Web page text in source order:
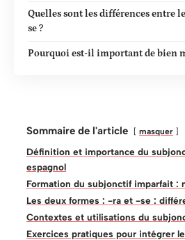
Quelles sont les différences entre
se ?
Pourquoi est-il important de bien
Sommaire de l'article masquer
Définition et importance du
espagnol
Formation du subjonctif imparfait :
Les deux formes : -ra et -se :
Contextes et utilisations du
Exercices pratiques pour intégrer